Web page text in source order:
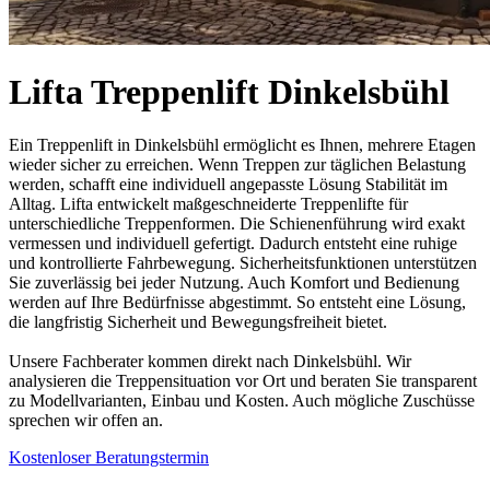
Lifta Treppenlift Dinkelsbühl
Ein Treppenlift in Dinkelsbühl ermöglicht es Ihnen, mehrere Etagen
wieder sicher zu erreichen. Wenn Treppen zur täglichen Belastung
werden, schafft eine individuell angepasste Lösung Stabilität im
Alltag. Lifta entwickelt maßgeschneiderte Treppenlifte für
unterschiedliche Treppenformen. Die Schienenführung wird exakt
vermessen und individuell gefertigt. Dadurch entsteht eine ruhige
und kontrollierte Fahrbewegung. Sicherheitsfunktionen unterstützen
Sie zuverlässig bei jeder Nutzung. Auch Komfort und Bedienung
werden auf Ihre Bedürfnisse abgestimmt. So entsteht eine Lösung,
die langfristig Sicherheit und Bewegungsfreiheit bietet.
Unsere Fachberater kommen direkt nach Dinkelsbühl. Wir
analysieren die Treppensituation vor Ort und beraten Sie transparent
zu Modellvarianten, Einbau und Kosten. Auch mögliche Zuschüsse
sprechen wir offen an.
Kostenloser Beratungstermin